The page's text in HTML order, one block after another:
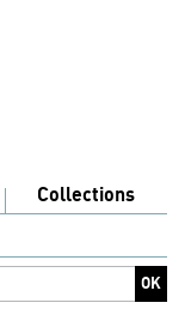
Collections